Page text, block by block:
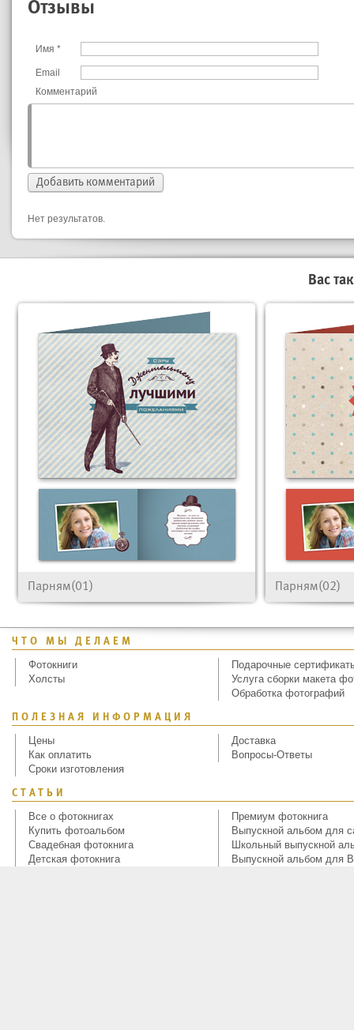
Отзывы
Имя *
Email
Комментарий
Нет результатов.
Вас
Парням(01) Парням(02)
ЧТО МЫ ДЕЛАЕМ
Фотокниги
Холсты
Подарочные
Услуга сборки макета
Обработка фотографий
ПОЛЕЗНАЯ ИНФОРМАЦИЯ
Цены
Как оплатить
Сроки изготовления
Доставка
Вопросы-Ответы
СТАТЬИ
Все о фотокнигах
Купить фотоальбом
Свадебная фотокнига
Детская фотокнига
Премиум фотокнига
Выпускной альбом для
Школьный выпускной
Выпускной альбом для